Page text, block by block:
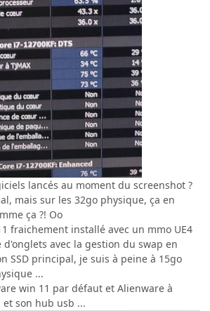
lancés au moment du screenshot ?
mais sur les 32go physique, ça en
ça ?! Oo
fraichement installé avec un mmo UE4
avec la gestion du swap en
SSD principal, je suis à peine à 15go
...
win 11 par défaut et Alienware à
son hub usb ...